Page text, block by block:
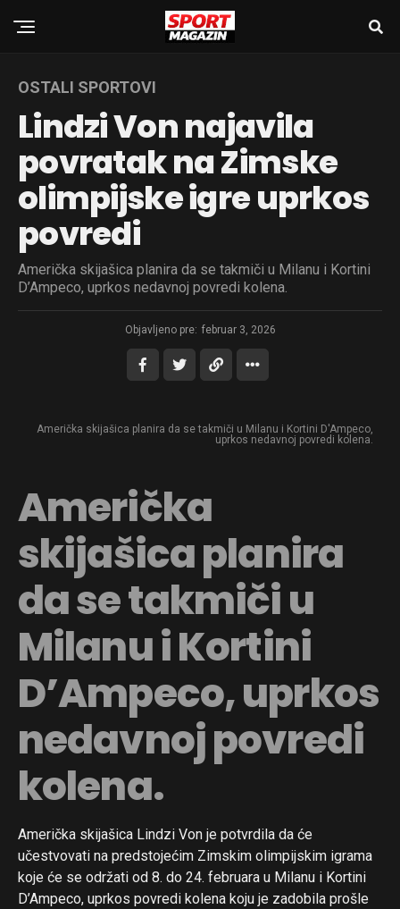
OSTALI SPORTOVI
Lindzi Von najavila
povratak na Zimske
olimpijske igre uprkos
povredi
Američka skijašica planira da se takmiči u Milanu i Kortini
D’Ampeco, uprkos nedavnoj povredi kolena.
Objavljeno pre: februar 3, 2026
Američka skijašica planira da se takmiči u Milanu i Kortini D'Ampeco,
uprkos nedavnoj povredi kolena.
Američka
skijašica planira
da se takmiči u
Milanu i Kortini
D’Ampeco, uprkos
nedavnoj povredi
kolena.
Američka skijašica Lindzi Von je potvrdila da će
učestvovati na predstojećim Zimskim olimpijskim igrama
koje će se održati od 8. do 24. februara u Milanu i Kortini
D’Ampeco, uprkos povredi kolena koju je zadobila prošle
Reddit
Pinterest